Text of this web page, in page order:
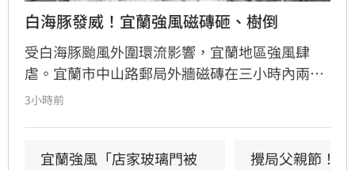
白海豚發威！宜蘭強風磁磚砸、樹倒
受白海豚颱風外圍環流影響，宜蘭地區強風肆
虐。宜蘭市中山路郵局外牆磁磚在三小時內兩度
剝落，武營街亦發生磁磚砸地險象，所幸無人傷
全面停駛。
3小時前
宜蘭強風「店家玻璃門被
攪局父親節！